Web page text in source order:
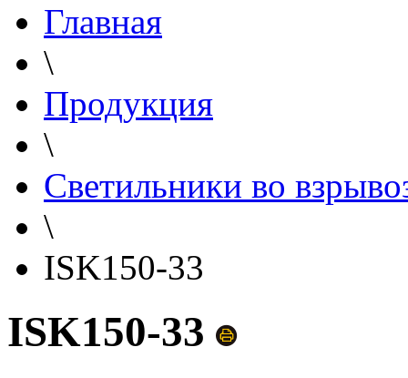
Главная
\
Продукция
\
Светильники во
\
ISK150-33
ISK150-33